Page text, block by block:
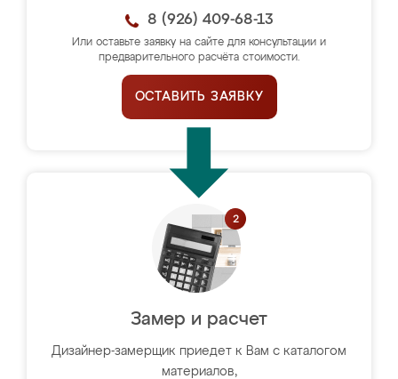
8 (926) 409-68-13
Или оставьте заявку на сайте для консультации и
предварительного расчёта стоимости.
ОСТАВИТЬ ЗАЯВКУ
Замер и расчет
Дизайнер-замерщик приедет к Вам с каталогом
материалов,